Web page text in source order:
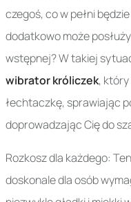
czegoś, co w pełni
dodatkowo może
wstępnej? W takiej
wibrator króliczek,
łechtaczkę, sprawiając
doprowadzając Cię do
Rozkosz dla każdego:
doskonale dla osób